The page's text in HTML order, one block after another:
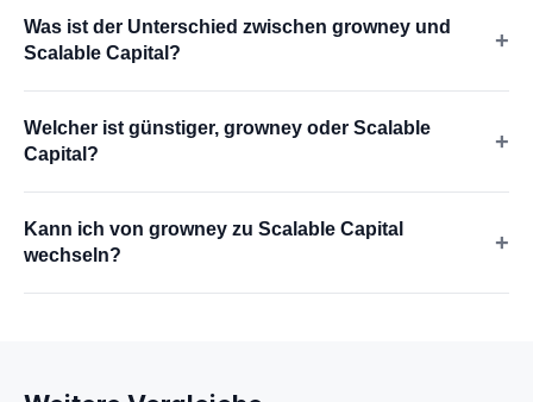
Was ist der Unterschied zwischen growney und
Scalable Capital?
+
Welcher ist günstiger, growney oder Scalable
Capital?
+
Kann ich von growney zu Scalable Capital
wechseln?
+